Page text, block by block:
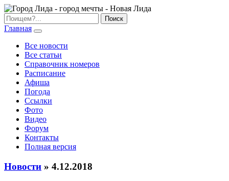
Главная
Все новости
Все статьи
Справочник номеров
Расписание
Афиша
Погода
Ссылки
Фото
Видео
Форум
Контакты
Полная версия
Новости » 4.12.2018